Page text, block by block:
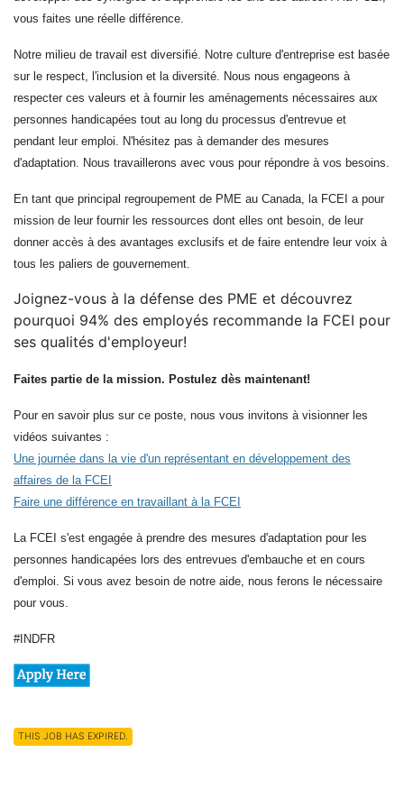
vous faites une réelle différence.
Notre milieu de travail est diversifié. Notre culture d'entreprise est basée
sur le respect, l'inclusion et la diversité. Nous nous engageons à
respecter ces valeurs et à fournir les aménagements nécessaires aux
personnes handicapées tout au long du processus d'entrevue et
pendant leur emploi. N'hésitez pas à demander des mesures
d'adaptation. Nous travaillerons avec vous pour répondre à vos besoins.
En tant que principal regroupement de PME au Canada, la FCEI a pour
mission de leur fournir les ressources dont elles ont besoin, de leur
donner accès à des avantages exclusifs et de faire entendre leur voix à
tous les paliers de gouvernement.
Joignez-vous à la défense des PME et découvrez
pourquoi 94% des employés recommande la FCEI pour
ses qualités d'employeur!
Faites partie de la mission. Postulez dès maintenant!
Pour en savoir plus sur ce poste, nous vous invitons à visionner les
vidéos suivantes :
Une journée dans la vie d'un représentant en développement des
affaires de la FCEI
Faire une différence en travaillant à la FCEI
La FCEI s'est engagée à prendre des mesures d'adaptation pour les
personnes handicapées lors des entrevues d'embauche et en cours
d'emploi. Si vous avez besoin de notre aide, nous ferons le nécessaire
pour vous.
#INDFR
THIS JOB HAS EXPIRED.